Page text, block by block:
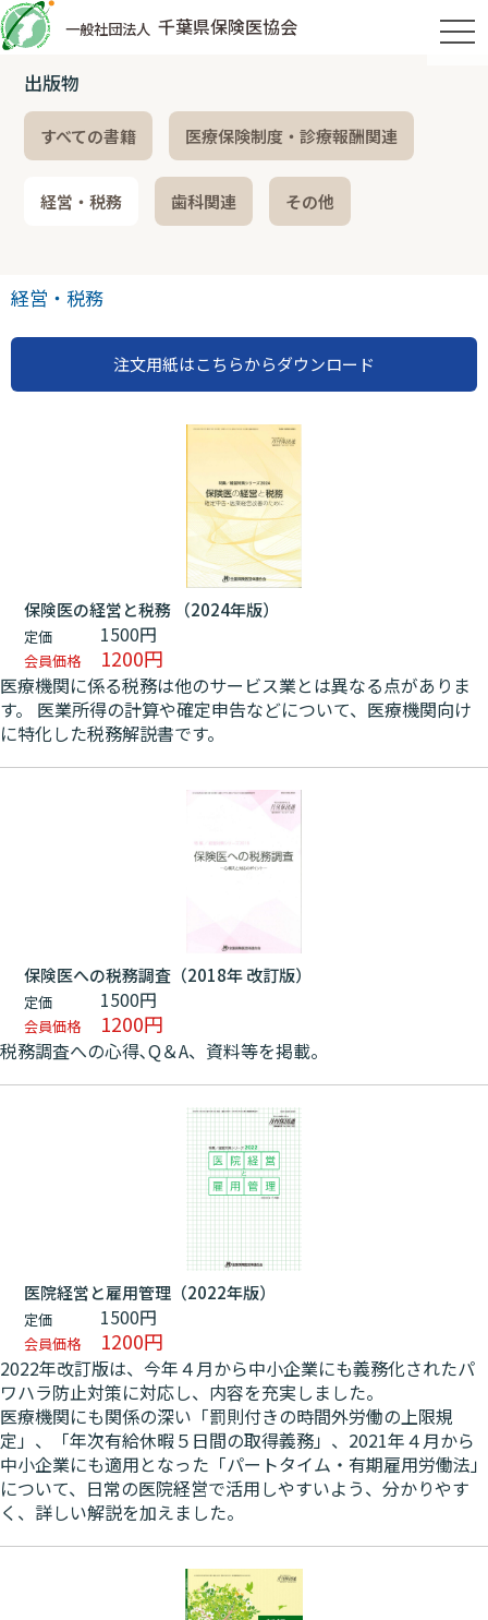
一般社団法人 千葉県保険医協会
出版物
すべての書籍 医療保険制度・診療報酬関連
経営・税務 歯科関連 その他
経営・税務
注文用紙はこちらからダウンロード
保険医の経営と税務 （2024年版）
定価 1500円
会員価格 1200円
医療機関に係る税務は他のサービス業とは異なる点がありま
す。 医業所得の計算や確定申告などについて、医療機関向け
に特化した税務解説書です。
保険医への税務調査（2018年 改訂版）
定価 1500円
会員価格 1200円
税務調査への心得､Q＆A、資料等を掲載。
医院経営と雇用管理（2022年版）
定価 1500円
会員価格 1200円
2022年改訂版は、今年４月から中小企業にも義務化されたパ
ワハラ防止対策に対応し、内容を充実しました。
医療機関にも関係の深い「罰則付きの時間外労働の上限規
定」、「年次有給休暇５日間の取得義務」、2021年４月から
中小企業にも適用となった「パートタイム・有期雇用労働法」
について、日常の医院経営で活用しやすいよう、分かりやす
く、詳しい解説を加えました。